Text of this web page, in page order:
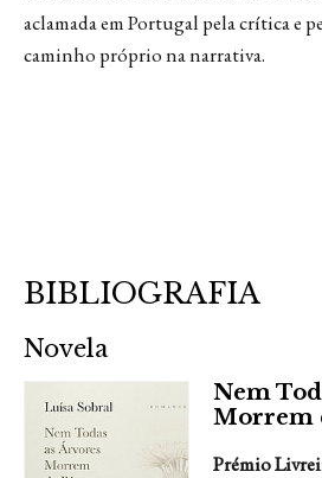
aclamada em Portugal pela crítica e
caminho próprio na narrativa.
BIBLIOGRAFIA
Novela
Nem
Morrem
Prémio